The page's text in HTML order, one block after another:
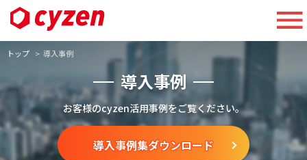
トップ 導入事例
導入事例
お客様のcyzen活用事例をご覧ください。
導入事例集ダウンロード